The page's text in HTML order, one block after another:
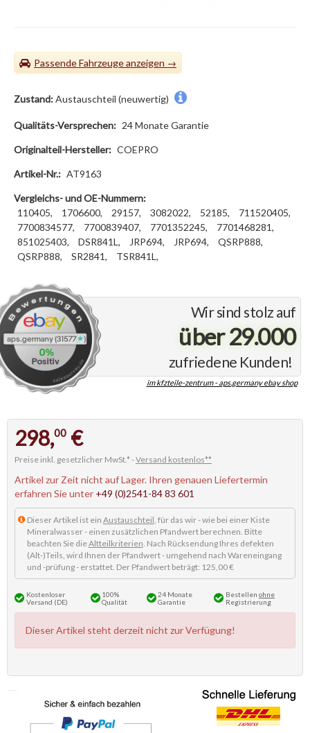
Passende Fahrzeuge
Wir sind stolz auf
über 29.000
zufriedene Kunden!
im kfzteile-zentrum - aps.germany ebay shop
Zustand:Austauschteil (neuwertig)
Qualitäts-Versprechen: 24 Monate Garantie
Originalteil-Hersteller: COEPRO
Artikel-Nr.: AT9163
Vergleichs- und OE-Nummern:
110405,
1706600, 29157, 3082022, 52185,
711520405,
7700834577,
7700839407, 7701352245,
7701468281,
851025403,
DSR841L, JRP694, JRP694,
QSRP888,
QSRP888,
SR2841, TSR841L,
298,00 €
Preise inkl. gesetzlicher MwSt.* -Versand kostenlos**
Artikel zur Zeit nicht auf Lager. Ihren genauen Liefertermin
erfahren Sie unter +49 (0)2541-84 83 601
Dieser Artikel ist ein Austauschteil, für das wir - wie bei einer Kiste
Mineralwasser - einen zusätzlichen Pfandwert berechnen. Bitte
beachten Sie dieAltteilkriterien. Nach Rücksendung Ihres defekten
(Alt-)Teils, wird Ihnen der Pfandwert - umgehend nach Wareneingang
und -prüfung - erstattet. Der Pfandwert beträgt: 125,00 €
Kostenloser
Versand (DE)
100%
Qualität
24 Monate
Garantie
Bestellen ohne
Registrierung
Dieser Artikel steht derzeit nicht zur Verfügung!